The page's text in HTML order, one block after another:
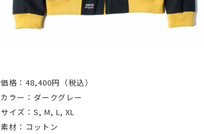
価格：48,400円（税込）
カラー：ダークグレー
サイズ：S, M, L, XL
素材：コットン